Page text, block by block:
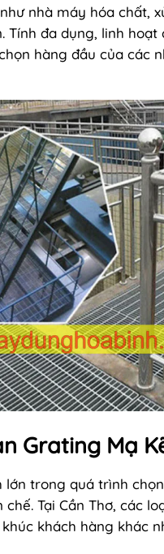
nhà máy hóa chất,
Tính đa dụng, linh
hàng đầu của các
Grating Mạ
trong quá trình
Tại Cần Thơ, các
khách hàng khác